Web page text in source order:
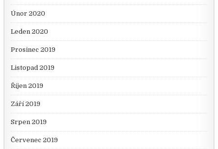
Únor 2020
Leden 2020
Prosinec 2019
Listopad 2019
Říjen 2019
Září 2019
Srpen 2019
Červenec 2019